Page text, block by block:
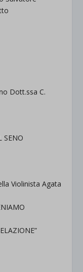
Dott.ssa C.
SENO
Violinista Agata